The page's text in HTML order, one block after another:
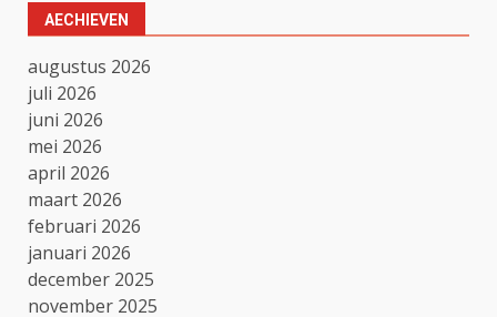
AECHIEVEN
augustus 2026
juli 2026
juni 2026
mei 2026
april 2026
maart 2026
februari 2026
januari 2026
december 2025
november 2025